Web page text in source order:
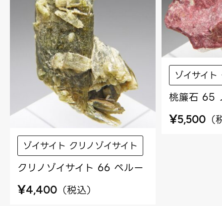
ゾイサイト クリノゾイサイト
クリノゾイサイト 66 ペルー
¥4,400 （税込）
ゾイサイト
桃簾石 65
¥5,500 （